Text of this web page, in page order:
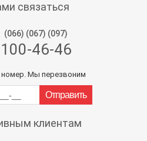
связаться
(066) (067) (097)
100-46-46
номер. Мы перезвоним
клиентам